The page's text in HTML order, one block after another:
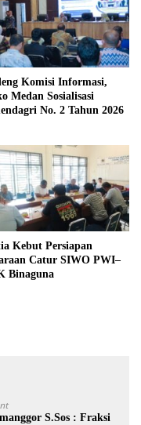
Komisi Informasi,
Medan Sosialisasi
No. 2 Tahun 2026
Kebut Persiapan
Catur SIWO PWI–
Binaguna
S.Sos : Fraksi